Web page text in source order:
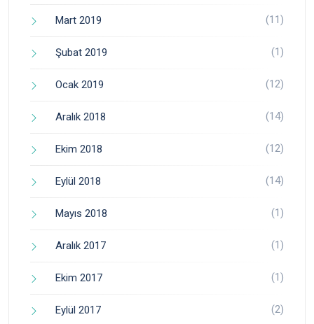
Mart 2019 (11)
Şubat 2019 (1)
Ocak 2019 (12)
Aralık 2018 (14)
Ekim 2018 (12)
Eylül 2018 (14)
Mayıs 2018 (1)
Aralık 2017 (1)
Ekim 2017 (1)
Eylül 2017 (2)